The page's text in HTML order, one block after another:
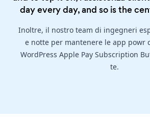
day every day, and so is the
Inoltre, il nostro team di ingegneri
e notte per mantenere le app powr
WordPress Apple Pay Subscription
te.